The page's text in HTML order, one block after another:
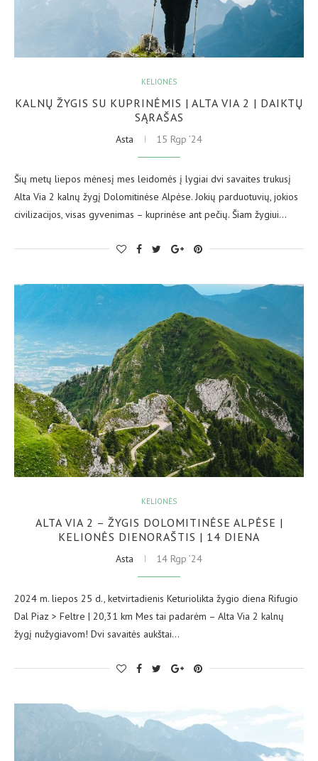
KELIONĖS
KALNŲ ŽYGIS SU KUPRINĖMIS | ALTA VIA 2 | DAIKTŲ
SĄRAŠAS
Asta 15 Rgp ’24
Šių metų liepos mėnesį mes leidomės į lygiai dvi savaites trukusį
Alta Via 2 kalnų žygį Dolomitinėse Alpėse. Jokių parduotuvių, jokios
civilizacijos, visas gyvenimas – kuprinėse ant pečių. Šiam žygiui…
KELIONĖS
ALTA VIA 2 – ŽYGIS DOLOMITINĖSE ALPĖSE |
KELIONĖS DIENORAŠTIS | 14 DIENA
Asta 14 Rgp ’24
2024 m. liepos 25 d., ketvirtadienis Keturiolikta žygio diena Rifugio
Dal Piaz > Feltre | 20,31 km Mes tai padarėm – Alta Via 2 kalnų
žygį nužygiavom! Dvi savaitės aukštai…